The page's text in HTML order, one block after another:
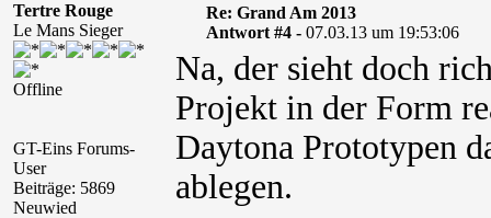
Tertre Rouge
Le Mans Sieger
Offline
GT-Eins Forums-
User
Beiträge: 5869
Neuwied
Re: Grand Am 2013
Antwort #4 - 07.03.13 um 19:53:06
Na, der sieht doch
Projekt in der Form
Daytona Prototypen
ablegen.